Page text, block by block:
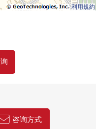
利用規約
咨询方式